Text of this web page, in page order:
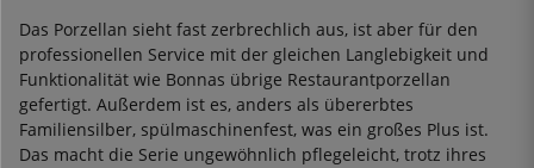
Das Porzellan sieht fast zerbrechlich aus, ist aber für den
professionellen Service mit der gleichen Langlebigkeit und
Funktionalität wie Bonnas übrige Restaurantporzellan
gefertigt. Außerdem ist es, anders als übererbtes
Familiensilber, spülmaschinenfest, was ein großes Plus ist.
Das macht die Serie ungewöhnlich pflegeleicht, trotz ihres